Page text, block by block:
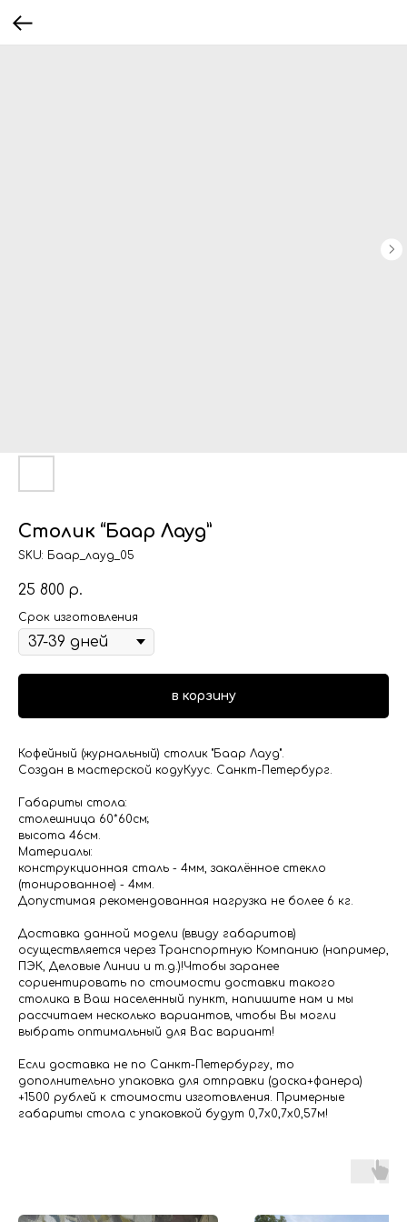
Столик “Баар Лауд”
SKU: Баар_лауд_05
25 800 р.
Срок изготовления
в корзину
Кофейный (журнальный) столик "Баар Лауд".
Создан в мастерской кодуКуус. Санкт-Петербург.
Габариты стола:
столешница 60*60см;
высота 46см.
Материалы:
конструкционная сталь - 4мм, закалённое стекло
(тонированное) - 4мм.
Допустимая рекомендованная нагрузка не более 6 кг.
Доставка данной модели (ввиду габаритов)
осуществляется через Транспортную Компанию (например,
ПЭК, Деловые Линии и т.д.)!Чтобы заранее
сориентировать по стоимости доставки такого
столика в Ваш населенный пункт, напишите нам и мы
рассчитаем несколько вариантов, чтобы Вы могли
выбрать оптимальный для Вас вариант!
Если доставка не по Санкт-Петербургу, то
дополнительно упаковка для отправки (доска+фанера)
+1500 рублей к стоимости изготовления. Примерные
габариты стола с упаковкой будут 0,7х0,7х0,57м!